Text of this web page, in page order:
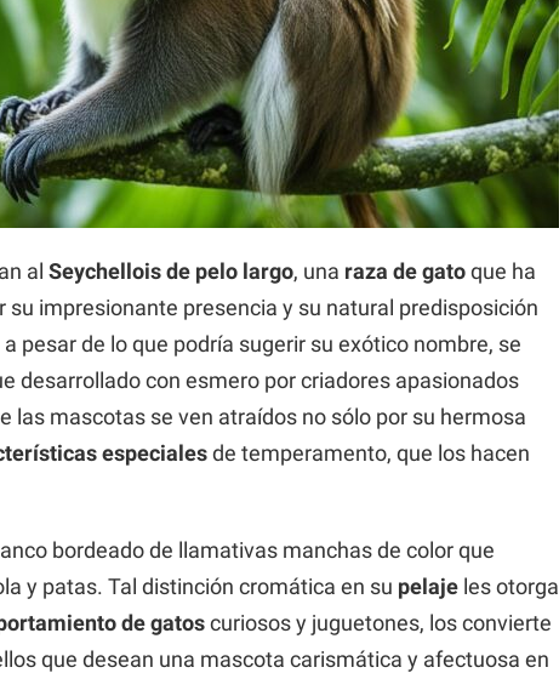
al Seychellois de pelo largo, una raza de gatoque ha
impresionante presencia y su natural predisposición
a pesar de lo que podría sugerir su exótico nombre, se
desarrollado con esmero por criadores apasionados
las mascotas se ven atraídos no sólo por su hermosa
especialesde temperamento, que los hacen
bordeado de llamativas manchas de color que
y patas. Tal distinción cromática en su pelaje les otorga
de gatoscuriosos y juguetones, los convierte
que desean una mascota carismática y afectuosa en